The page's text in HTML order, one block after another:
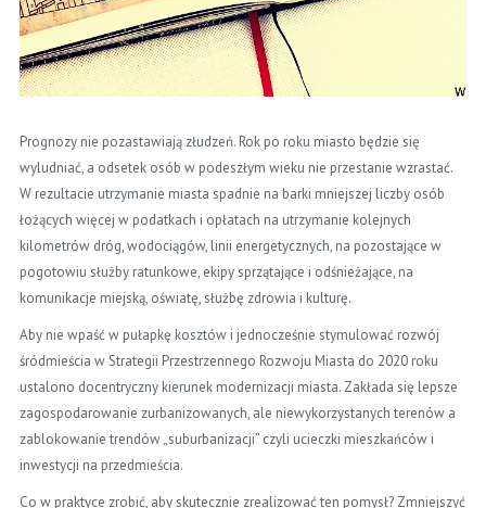
Prognozy nie pozastawiają złudzeń. Rok po roku miasto będzie się
wyludniać, a odsetek osób w podeszłym wieku nie przestanie wzrastać.
W rezultacie utrzymanie miasta spadnie na barki mniejszej liczby osób
łożących więcej w podatkach i opłatach na utrzymanie kolejnych
kilometrów dróg, wodociągów, linii energetycznych, na pozostające w
pogotowiu służby ratunkowe, ekipy sprzątające i odśnieżające, na
komunikacje miejską, oświatę, służbę zdrowia i kulturę.
Aby nie wpaść w pułapkę kosztów i jednocześnie stymulować rozwój
śródmieścia w Strategii Przestrzennego Rozwoju Miasta do 2020 roku
ustalono docentryczny kierunek modernizacji miasta. Zakłada się lepsze
zagospodarowanie zurbanizowanych, ale niewykorzystanych terenów a
zablokowanie trendów „suburbanizacji” czyli ucieczki mieszkańców i
inwestycji na przedmieścia.
Co w praktyce zrobić, aby skutecznie zrealizować ten pomysł? Zmniejszyć